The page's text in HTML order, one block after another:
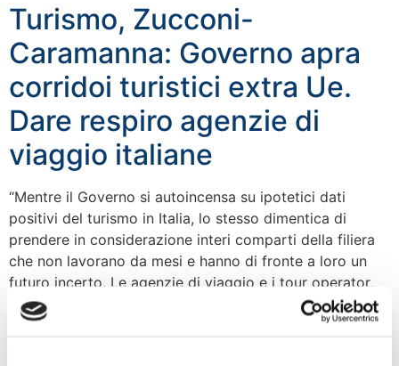
Turismo, Zucconi-
Caramanna: Governo apra
corridoi turistici extra Ue.
Dare respiro agenzie di
viaggio italiane
“Mentre il Governo si autoincensa su ipotetici dati
positivi del turismo in Italia, lo stesso dimentica di
prendere in considerazione interi comparti della filiera
che non lavorano da mesi e hanno di fronte a loro un
futuro incerto. Le agenzie di viaggio e i tour operator,
ad esempio, non potendo organizzare pacchetti di
viaggio extra […]